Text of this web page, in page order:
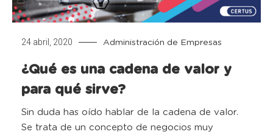
24 abril, 2020 Administración de Empresas
¿Qué es una cadena de valor y
para qué sirve?
Sin duda has oído hablar de la cadena de valor.
Se trata de un concepto de negocios muy